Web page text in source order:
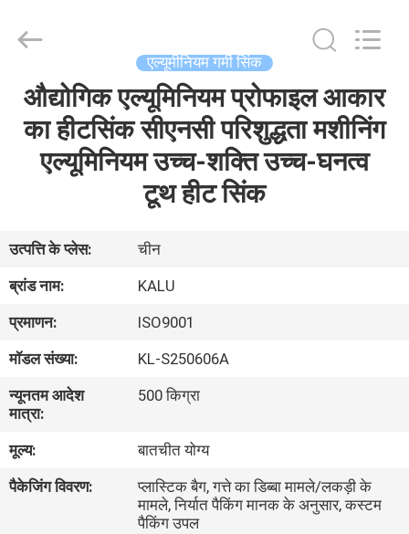
घर
उत्पादों
दिखाएँ
बारे
में
कारखाना
भ्रमण
Rights
एल्यूमीनियम गर्मी सिंक
औद्योगिक एल्यूमिनियम प्रोफाइल आकार
का हीटसिंक सीएनसी परिशुद्धता मशीनिंग
एल्यूमिनियम उच्च-शक्ति उच्च-घनत्व
टूथ हीट सिंक
उत्पत्ति के प्लेस:
चीन
ब्रांड नाम:
KALU
प्रमाणन:
ISO9001
मॉडल संख्या:
KL-S250606A
न्यूनतम आदेश
मात्रा:
500 किग्रा
मूल्य:
बातचीत योग्य
पैकेजिंग विवरण:
प्लास्टिक बैग, गत्ते का डिब्बा मामले/लकड़ी के
मामले, निर्यात पैकिंग मानक के अनुसार, कस्टम
पैकिंग उपल